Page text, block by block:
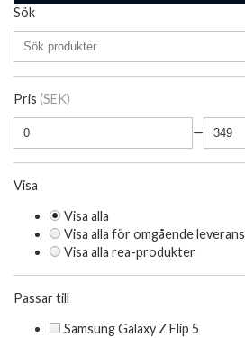
Sök
Pris (SEK)
—
Visa
Visa alla
Visa alla för omgående leverans
Visa alla rea-produkter
Passar till
Samsung Galaxy Z Flip 5